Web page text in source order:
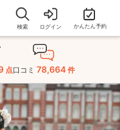
検索 ログイン かんたん予約
点口コミ 78,664 件